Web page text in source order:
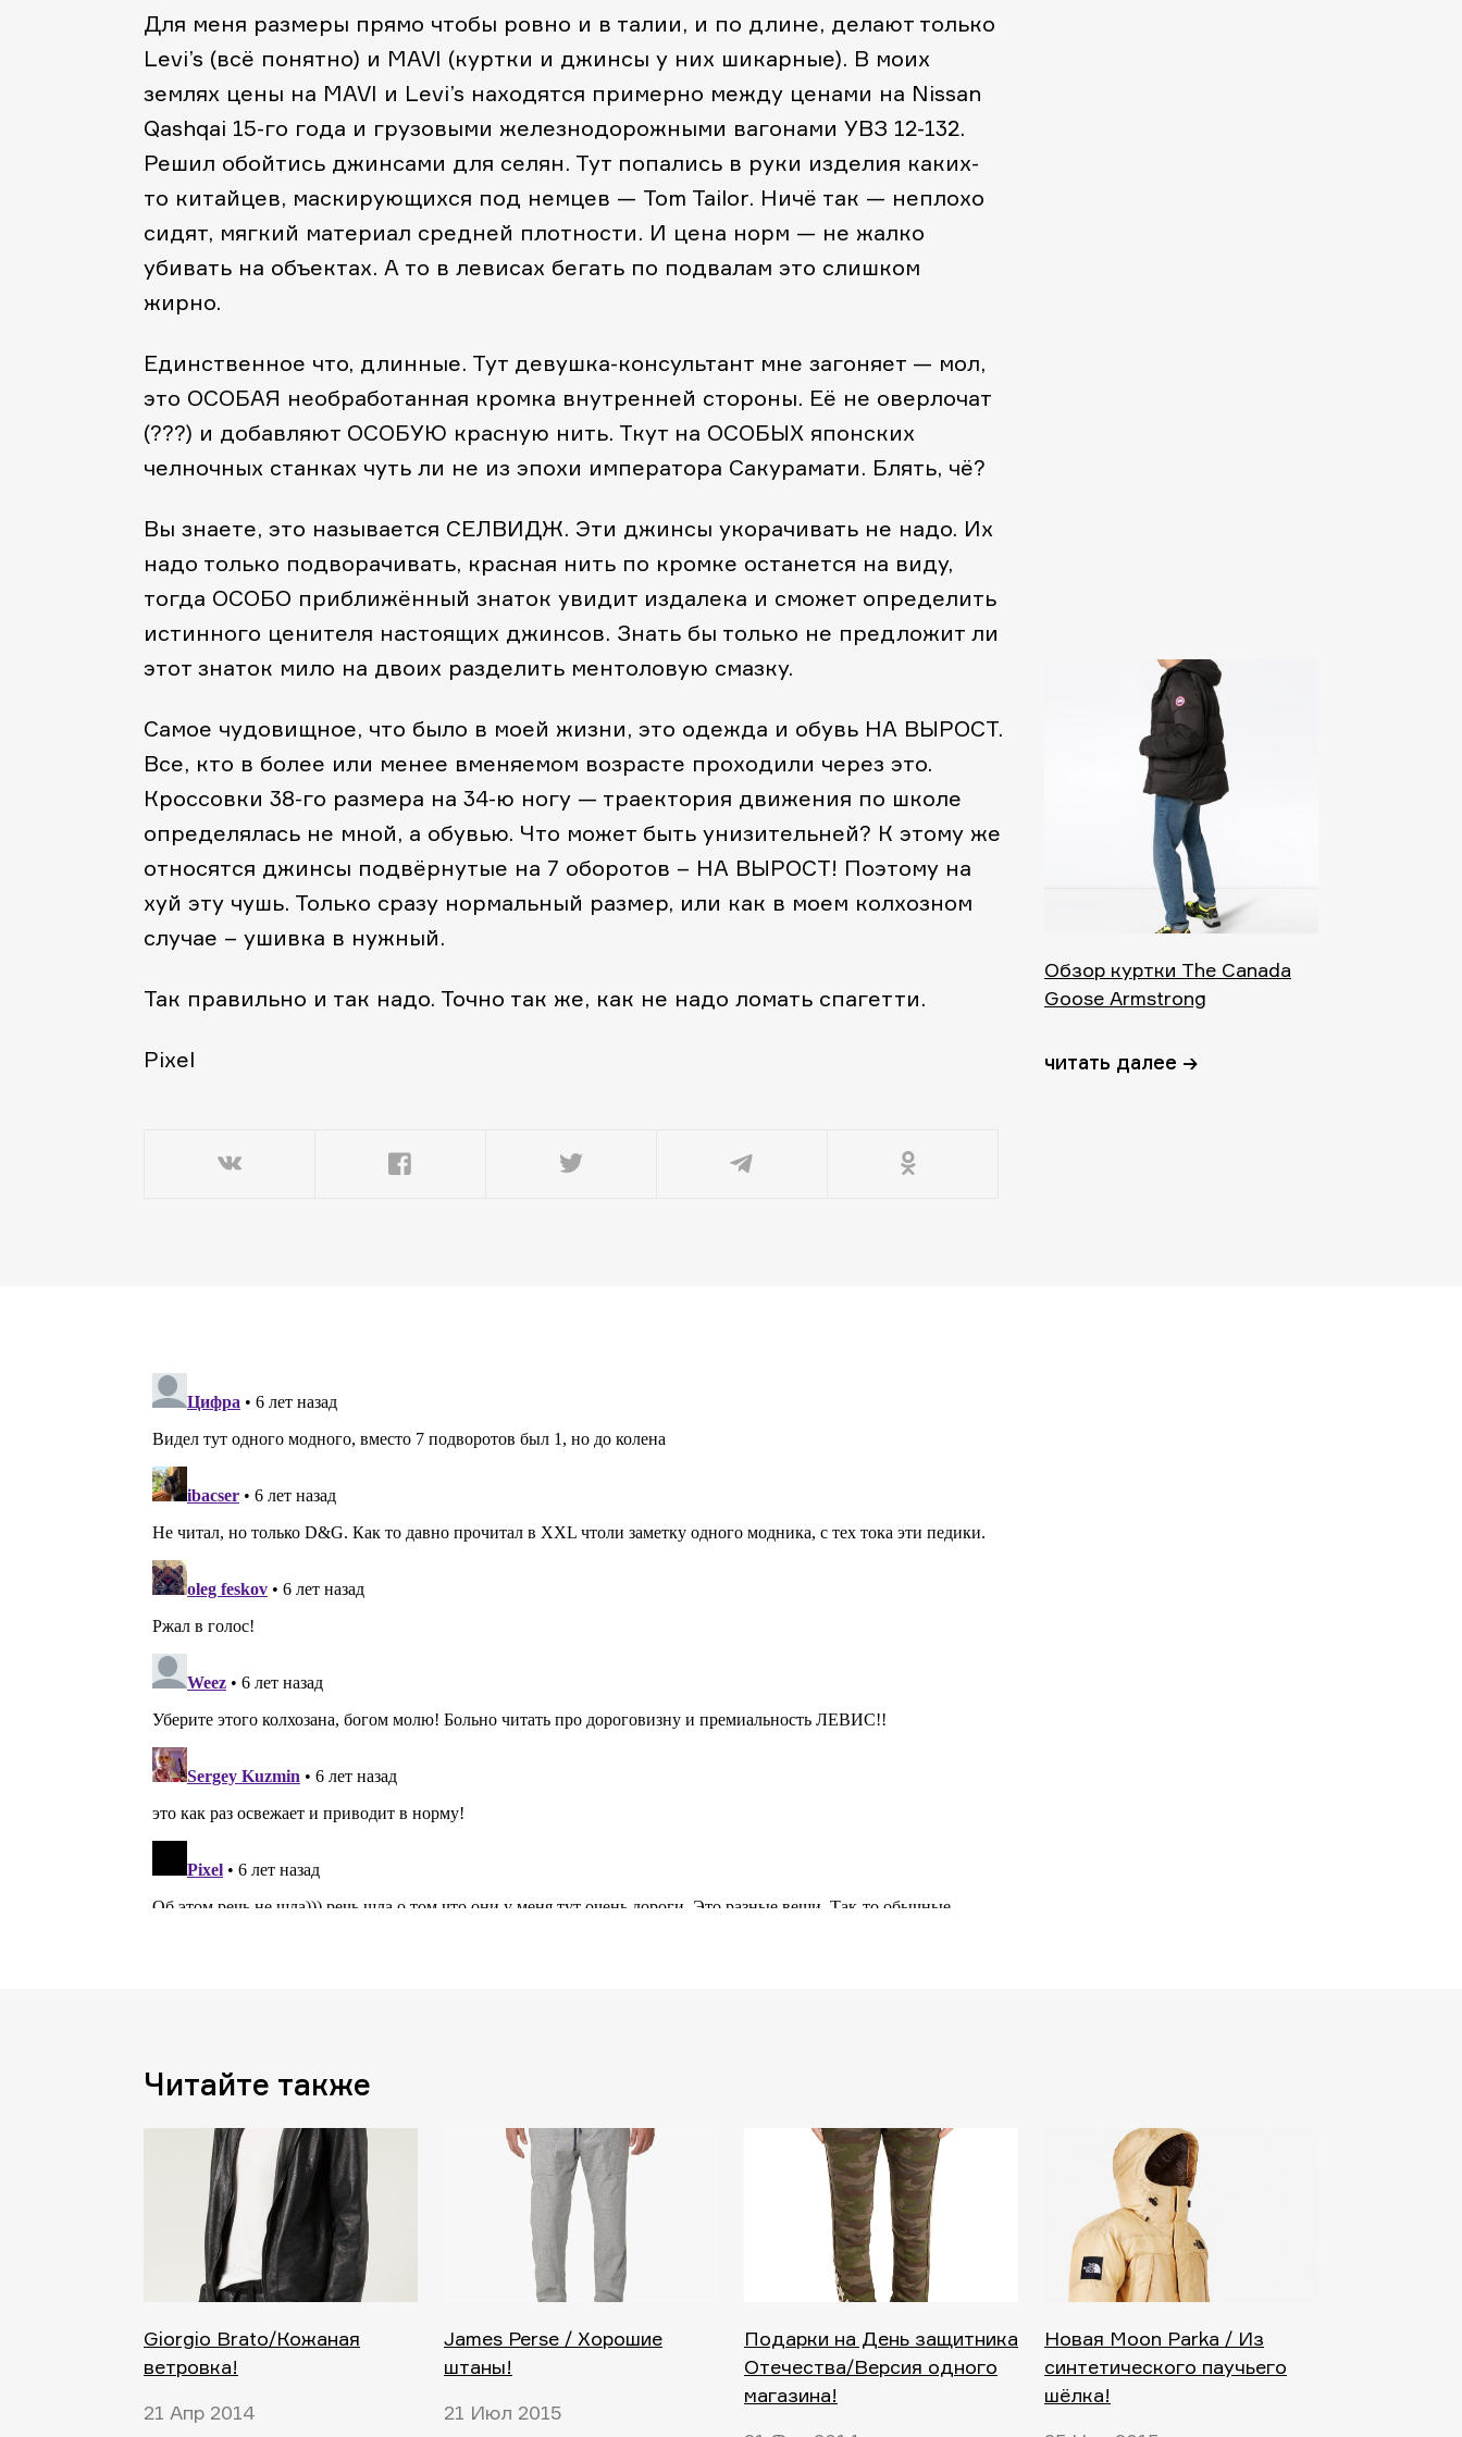
Для меня размеры прямо чтобы ровно и в талии, и по длине, делают только
Levi’s (всё понятно) и MAVI (куртки и джинсы у них шикарные). В моих
землях цены на MAVI и Levi’s находятся примерно между ценами на Nissan
Qashqai 15-го года и грузовыми железнодорожными вагонами УВЗ 12-132.
Решил обойтись джинсами для селян. Тут попались в руки изделия каких-
то китайцев, маскирующихся под немцев — Tom Tailor. Ничё так — неплохо
сидят, мягкий материал средней плотности. И цена норм — не жалко
убивать на объектах. А то в левисах бегать по подвалам это слишком
жирно.
Единственное что, длинные. Тут девушка-консультант мне загоняет — мол,
это ОСОБАЯ необработанная кромка внутренней стороны. Её не оверлочат
(???) и добавляют ОСОБУЮ красную нить. Ткут на ОСОБЫХ японских
челночных станках чуть ли не из эпохи императора Сакурамати. Блять, чё?
Вы знаете, это называется СЕЛВИДЖ. Эти джинсы укорачивать не надо. Их
надо только подворачивать, красная нить по кромке останется на виду,
тогда ОСОБО приближённый знаток увидит издалека и сможет определить
истинного ценителя настоящих джинсов. Знать бы только не предложит ли
этот знаток мило на двоих разделить ментоловую смазку.
Самое чудовищное, что было в моей жизни, это одежда и обувь НА ВЫРОСТ.
Все, кто в более или менее вменяемом возрасте проходили через это.
Кроссовки 38-го размера на 34-ю ногу — траектория движения по школе
определялась не мной, а обувью. Что может быть унизительней? К этому же
относятся джинсы подвёрнутые на 7 оборотов – НА ВЫРОСТ! Поэтому на
хуй эту чушь. Только сразу нормальный размер, или как в моем колхозном
случае – ушивка в нужный.
Так правильно и так надо. Точно так же, как не надо ломать спагетти.
Pixel
Обзор куртки The Canada
Goose Armstrong
читать далее →
Читайте также
Giorgio Brato/Кожаная
ветровка!
21 Апр 2014
James Perse / Хорошие
штаны!
21 Июл 2015
Подарки на День защитника
Отечества/Версия одного
магазина!
Новая Moon Parka / Из
синтетического паучьего
шёлка!